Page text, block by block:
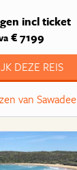
incl ticket
€ 7199
DEZE REIS
van Sawadee